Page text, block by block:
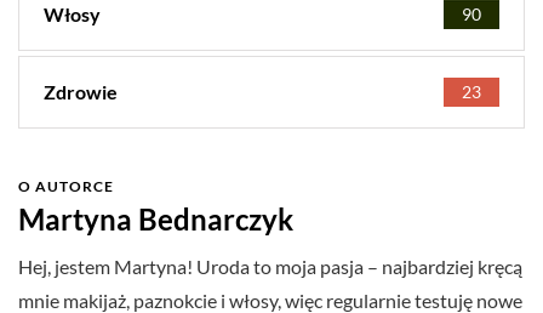
Włosy 90
Zdrowie 23
O AUTORCE
Martyna Bednarczyk
Hej, jestem Martyna! Uroda to moja pasja – najbardziej kręcą
mnie makijaż, paznokcie i włosy, więc regularnie testuję nowe